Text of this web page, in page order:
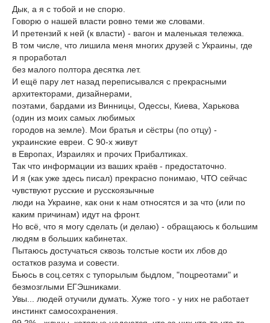
Дык, а я с тобой и не спорю.
Говорю о нашей власти ровно теми же словами.
И претензий к ней (к власти) - вагон и маленькая тележка.
В том числе, что лишила меня многих друзей с Украины, где
я проработал
без малого полтора десятка лет.
И ещё пару лет назад переписывался с прекрасными
архитекторами, дизайнерами,
поэтами, бардами из Винницы, Одессы, Киева, Харькова
(один из моих самых любимых
городов на земле). Мои братья и сёстры (по отцу) -
украинские евреи. С 90-х живут
в Европах, Израилях и прочих Прибалтиках.
Так что информации из ваших краёв - предостаточно.
И я (как уже здесь писал) прекрасно понимаю, ЧТО сейчас
чувствуют русские и русскоязычные
люди на Украине, как они к нам относятся и за что (или по
каким причинам) идут на фронт.
Но всё, что я могу сделать (и делаю) - обращаюсь к большим
людям в больших кабинетах.
Пытаюсь достучаться сквозь толстые кости их лбов до
остатков разума и совести.
Бьюсь в соц.сетях с тупорылым быдлом, "поцреотами" и
безмозглыми ЕГЭшниками.
Увы... людей отучили думать. Хуже того - у них не работает
инстинкт самосохранения.